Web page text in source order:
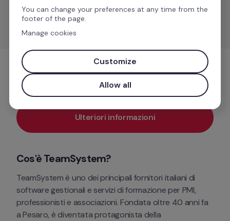
Sincronizza i dati retributivi per una gestione accurata
delle buste paga.
Buste paga
Ulteriori informazioni
Cos'è TeamSystem?
TeamSystem è uno dei principali fornitori italiani di
software gestionali e servizi di formazione per PMI,
professionisti e associazioni. Fondata oltre 40 anni fa
a Pesaro, è diventata protagonista della
You can change your preferences at any time from the
footer of the page.
Manage cookies
Customize
Allow all